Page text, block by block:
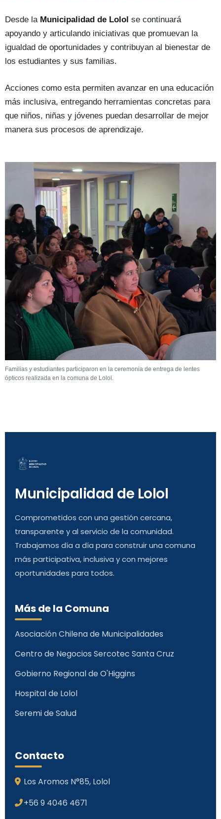
Desde la Municipalidad de Lolol se continuará
apoyando y articulando iniciativas que promuevan la
igualdad de oportunidades y contribuyan al bienestar de
los estudiantes y sus familias.
Acciones como esta permiten avanzar en una educación
más inclusiva, entregando herramientas concretas para
que niños, niñas y jóvenes puedan desarrollar de mejor
manera sus procesos de aprendizaje.
Familias y estudiantes participaron en la ceremonia de entrega de lentes
ópticos realizada en la comuna de Lolol.
Municipalidad de Lolol
Comprometidos con una gestión cercana,
transparente y al servicio de la comunidad.
Trabajamos día a día para construir una comuna
más participativa, inclusiva y con mejores
oportunidades para todos.
Más de la Comuna
Asociación Chilena de Municipalidades
Centro de Negocios Sercotec Santa Cruz
Gobierno Regional de O'Higgins
Hospital de Lolol
Seremi de Salud
Contacto
Los Aromos N°85, Lolol
+56 9 4046 4671